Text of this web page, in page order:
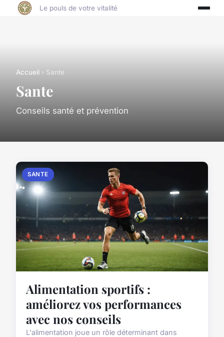
Le pouls de votre vitalité
Accueil › Sante
Sante
Conseils santé et prévention
SANTE
Alimentation sportifs :
améliorez vos performances
avec nos conseils
L'alimentation joue un rôle déterminant dans